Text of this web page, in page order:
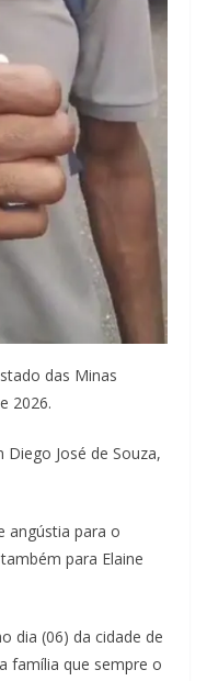
das Minas
2026.
José de Souza,
angústia para o
para Elaine
dia (06) da cidade de
família que sempre o